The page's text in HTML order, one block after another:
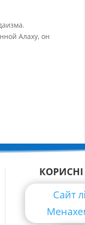
Алаху, он
Сайт